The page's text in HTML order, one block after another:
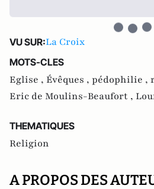
VU SUR:La Croix
MOTS-CLES
Eglise , Évêques , pédophilie ,
Eric de Moulins-Beaufort ,
THEMATIQUES
Religion
A PROPOS DES